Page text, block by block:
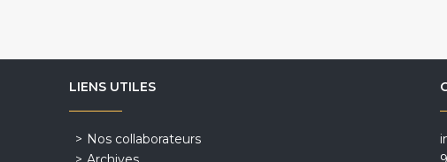
LIENS UTILES
Nos collaborateurs